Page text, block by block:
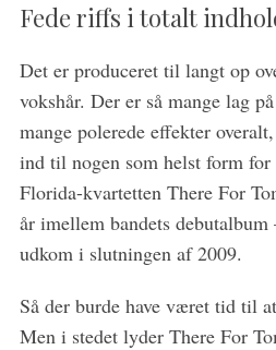
Fede riffs i totalt
Det er produceret til langt op
vokshår. Der er så mange lag
mange polerede effekter
ind til nogen som helst form for
Florida-kvartetten There For
år imellem bandets
udkom i slutningen af 2009.
Så der burde have været tid til
Men i stedet lyder There For
e
r
c
f
o
r
: